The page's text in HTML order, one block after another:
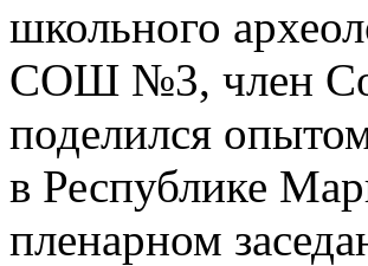
школьного
СОШ №3, член
поделился
в Республике
пленарном